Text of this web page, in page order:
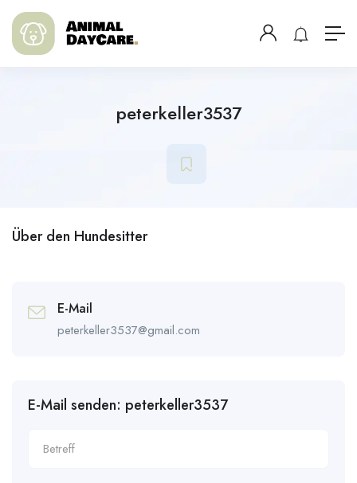
peterkeller3537
Über den Hundesitter
E-Mail
peterkeller3537@gmail.com
E-Mail senden: peterkeller3537